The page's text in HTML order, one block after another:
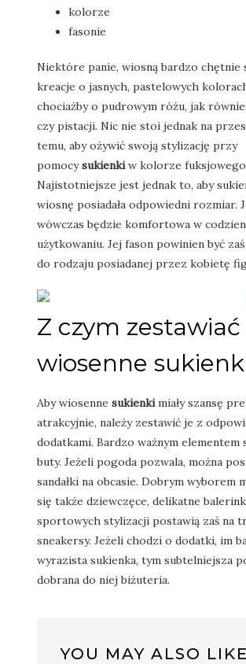
kolorze
fasonie
Niektóre panie, wiosną bardzo chętnie
kreacje o jasnych, pastelowych
chociażby o pudrowym różu, jak
czy pistacji. Nic nie stoi jednak na
temu, aby ożywić swoją stylizację przy
pomocysukienkiw kolorze
Najistotniejsze jest jednak to, aby
wiosnę posiadała odpowiedni rozmiar.
wówczas będzie komfortowa w
użytkowaniu. Jej fason powinien być
do rodzaju posiadanej przez kobietę
Z czym zestawiać
wiosenne
Aby wiosenne sukienkimiały szansę
atrakcyjnie, należy zestawić je z
dodatkami. Bardzo ważnym elementem
buty. Jeżeli pogoda pozwala, można
sandałki na obcasie. Dobrym wyborem
się także dziewczęce, delikatne
sportowych stylizacji postawią zaś na
sneakersy. Jeżeli chodzi o dodatki, im
wyrazista sukienka, tym subtelniejsza
dobrana do niej biżuteria.
YOU MAY ALSO LIKE